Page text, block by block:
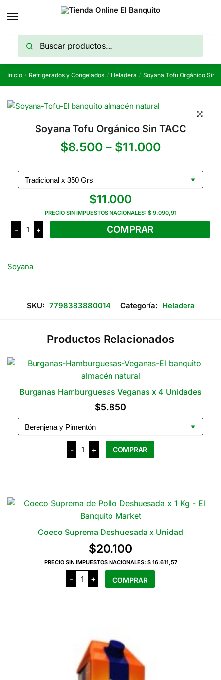
por:
Buscar
Inicio / Refrigerados y Congelados / Heladera / Soyana Tofu Orgánico Sin
Soyana Tofu Orgánico Sin TACC
$8.500 – $11.000Rango
precios:
$8.500
hasta
$11.000
PRECIO SIN IMPUESTOS NACIONALES: $ 9.090,91
-
Soyana
Tofu
Orgánico
+ COMPRAR
Soyana
SKU: 7798383880014 Categoría: Heladera
Productos Relacionados
Burganas Hamburguesas Veganas x 4 Unidades
$5.850
-
Burganas
Hamburguesas
Veganas
+ COMPRAR
varias
variantes.
Las
se
pueden
elegir
en
Coeco Suprema Deshuesada x Unidad
$20.100
PRECIO SIN IMPUESTOS NACIONALES: $ 16.611,57
-
Coeco
Suprema
Deshuesada
+ COMPRAR